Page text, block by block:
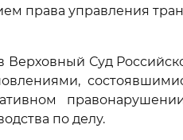
права управления
Верховный Суд
по делу.